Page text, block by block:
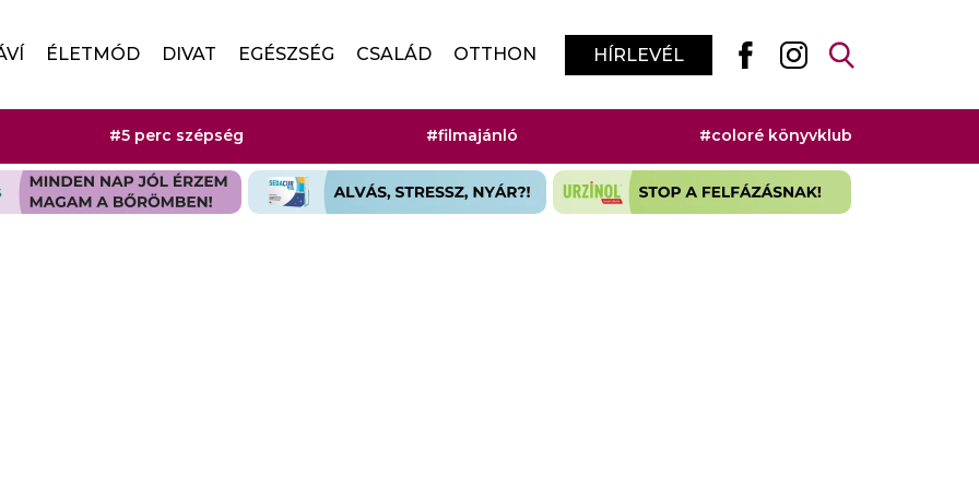
ÉLETMÓD DIVAT EGÉSZSÉG CSALÁD OTTHON HÍRLEVÉL
#5 perc szépség #filmajánló #coloré könyvklub